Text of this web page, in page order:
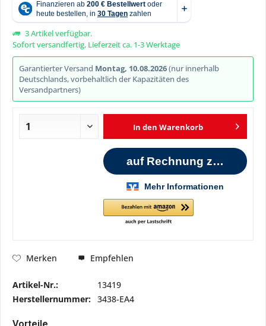
3 Artikel verfügbar.
Sofort versandfertig, Lieferzeit ca. 1-3 Werktage
Garantierter Versand Montag, 10.08.2026(nur innerhalb
Deutschlands, vorbehaltlich der Kapazitäten des
Versandpartners)
In den Warenkorb
Merken Empfehlen
Artikel-Nr.:
13419
Herstellernummer: 3438-EA4